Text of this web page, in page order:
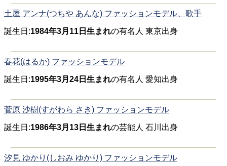
土屋 アンナ(つちや あんな) ファッションモデル、歌手
誕生日:1984年3月11日生まれの有名人 東京出身
春花(はるか) ファッションモデル
誕生日:1995年3月24日生まれの有名人 愛知出身
菅原 沙樹(すがわら さき) ファッションモデル
誕生日:1986年3月13日生まれの芸能人 石川出身
汐見 ゆかり(しおみ ゆかり) ファッションモデル